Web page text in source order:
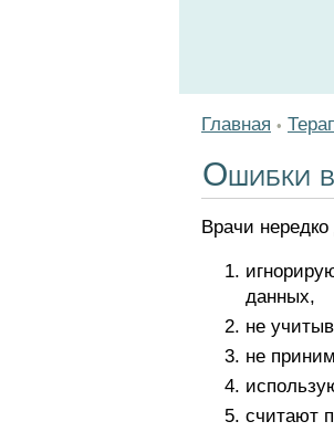
Главная •
Ошибки
Врачи
данных,
не
не
считают